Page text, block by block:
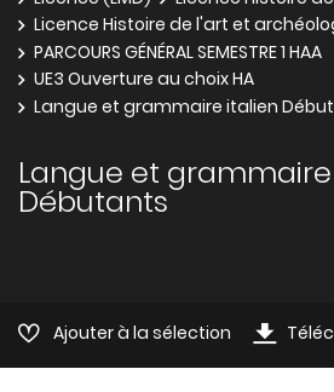
Licence Histoire de l'art et
PARCOURS GÉNÉRAL SEMESTRE 1 HAA
UE3 Ouverture au choix HA
Langue et grammaire italien
Langue et
Débutants
Ajouter à la sélection